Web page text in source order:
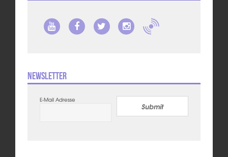
Newsletter
E-Mail Adresse
Submit